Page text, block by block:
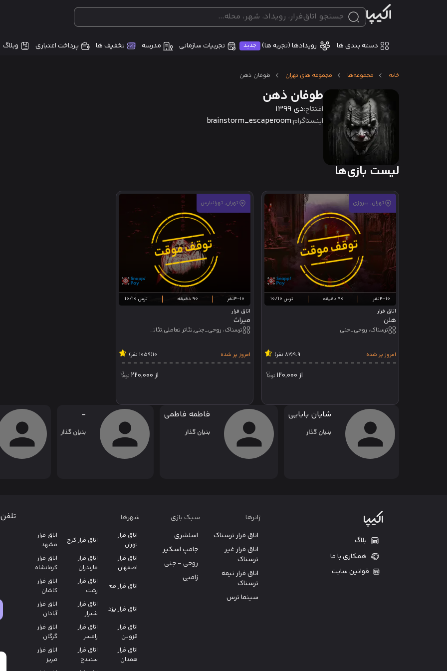
دسته بندی ها رویدادها (تجربه ها) جدید تجربیات سازمانی مدرسه تخفیف ها پرداخت اعتباری وبلاگ
خانه مجموعه‌ها مجموعه های تهران طوفان ذهن
طوفان ذهن
افتتاح:دی 1399
اینستاگرام:brainstorm_escaperoom
لیست بازی‌ها
تهران, پیروزی
4-10نفر 90 دقیقه ترس 10/10
اتاق فرار
هلن
ترسناک، روحی_جنی
امروز پر شده 9.9(82 نفر)
از120,000
تهران, تهرانپارس
4-10نفر 90 دقیقه ترس 10/10
اتاق فرار
میراث
ترسناک، روحی_جنی,تئاتر تعاملی,تئاتر نمایشی
امروز پر شده 10(1059 نفر)
از220,000
شایان بابایی
بنیان گذار
فاطمه فاطمی
بنیان گذار
-
بنیان گذار
بلاگ
همکاری با ما
قوانین سایت
ژانرها
اتاق فرار ترسناک
اتاق فرار غیر
ترسناک
اتاق فرار نیمه
ترسناک
سینما ترس
سبک بازی
اسلشری
جامپ اسکیر
روحی - جنی
زامبی
شهرها
اتاق فرار
تهران
اتاق فرار کرج
اتاق فرار
مشهد
اتاق فرار
اصفهان
اتاق فرار
مازندران
اتاق فرار
کرمانشاه
اتاق فرار قم
اتاق فرار
رشت
اتاق فرار
کاشان
اتاق فرار یزد
اتاق فرار
شیراز
اتاق فرار
آبادان
اتاق فرار
قزوین
اتاق فرار
رامسر
اتاق فرار
گرگان
اتاق فرار
همدان
اتاق فرار
سنندج
اتاق فرار
تبریز